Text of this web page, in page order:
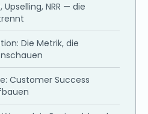
NRR — die
Die Metrik, die
Customer Success